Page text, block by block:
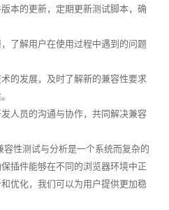
本的更新，定期更新测试脚本，确
了解用户在使用过程中遇到的问题
的发展，及时了解新的兼容性要求
人员的沟通与协作，共同解决兼容
容性测试与分析是一个系统而复杂的
插件能够在不同的浏览器环境中正
优化，我们可以为用户提供更加稳